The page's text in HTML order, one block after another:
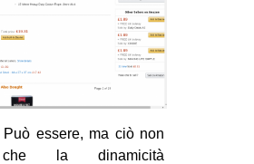
essere, ma ciò non
la dinamicità